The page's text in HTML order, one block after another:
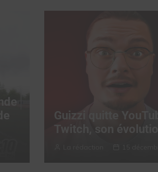
Guizzi quitte
Twitch, son